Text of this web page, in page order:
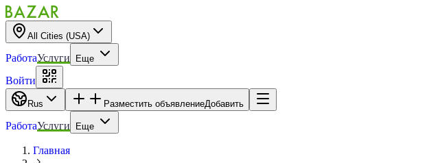
All Cities (USA)
РаботаУслуги Еще
Войти
Rus Разместить объявлениеДобавить
РаботаУслуги Еще
Главная